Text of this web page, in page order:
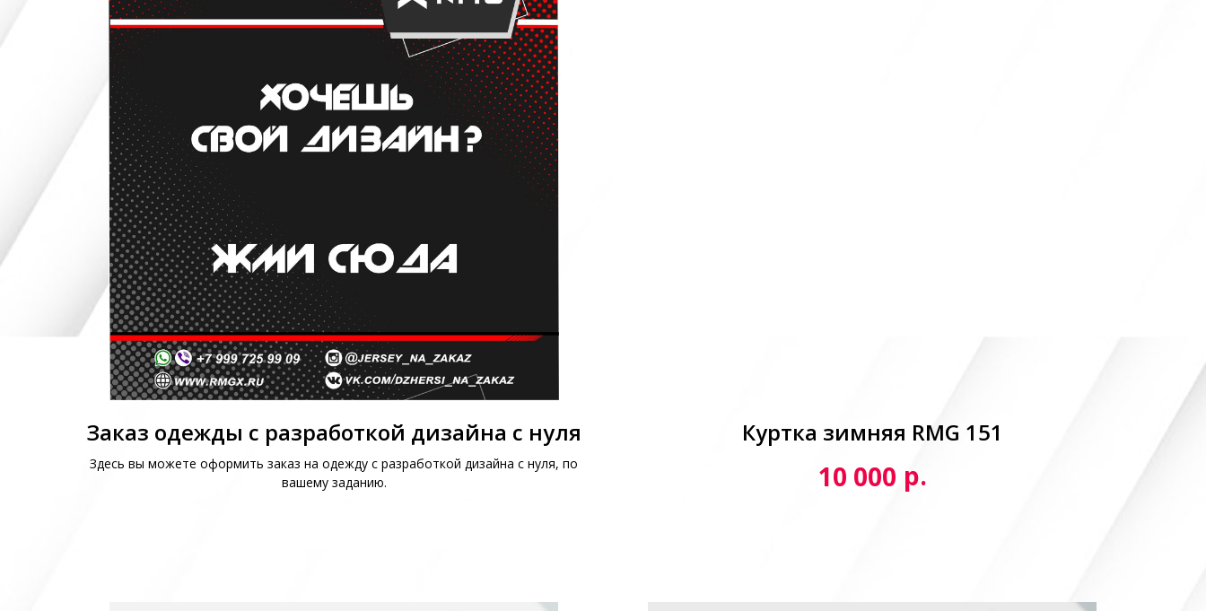
Заказ одежды с разработкой дизайна с нуля
Здесь вы можете оформить заказ на одежду с разработкой дизайна с нуля, по
вашему заданию.
Куртка зимняя RMG 151
10 000 р.